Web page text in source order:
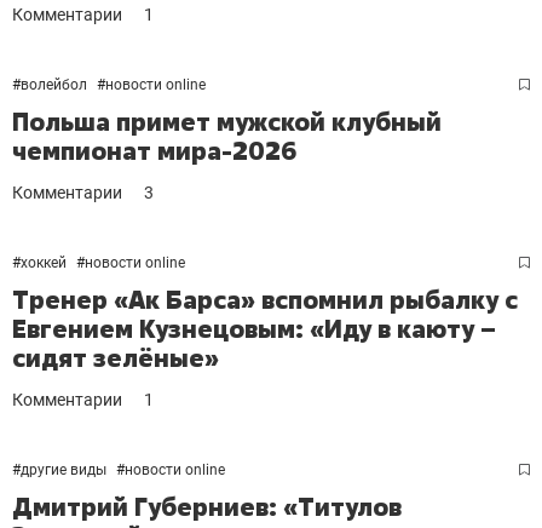
Комментарии 1
#волейбол #новости online
Польша примет мужской клубный
чемпионат мира-2026
Комментарии 3
#хоккей #новости online
Тренер «Ак Барса» вспомнил рыбалку с
Евгением Кузнецовым: «Иду в каюту –
сидят зелёные»
Комментарии 1
#другие виды #новости online
Дмитрий Губерниев: «Титулов